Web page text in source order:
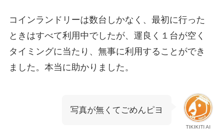
コインランドリーは数台しかなく、最初に行った
ときはすべて利用中でしたが、運良く１台が空く
タイミングに当たり、無事に利用することができ
ました。本当に助かりました。
TIKIKITI AI
写真が無くてごめんピヨ